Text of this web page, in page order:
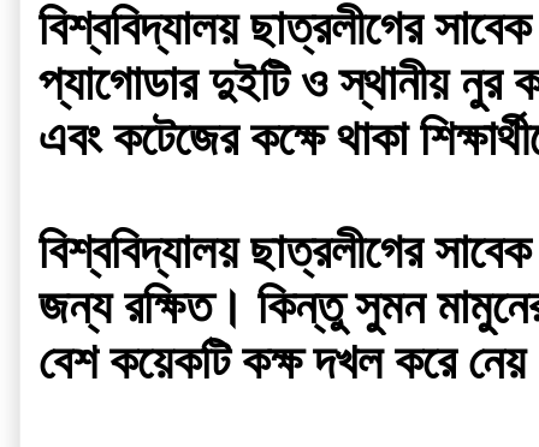
বিশ্ববিদ্যালয় ছাত্রলীগের
প্যাগোডার দুইটি ও স্থানীয় নুর
এবং কটেজের কক্ষে থাকা
বিশ্ববিদ্যালয় ছাত্রলীগের
জন্য রক্ষিত। কিন্তু সুমন মামুনের
বেশ কয়েকটি কক্ষ দখল করে